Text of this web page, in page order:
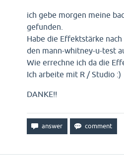
ich gebe morgen meine
gefunden.
Habe die Effektstärke
den mann-whitney-u-test
Wie errechne ich da die
Ich arbeite mit R / Studio :)
DANKE!!